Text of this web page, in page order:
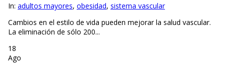
In: adultos mayores, obesidad, sistema vascular
Cambios en el estilo de vida pueden mejorar la salud vascular.
La eliminación de sólo 200...
18
Ago